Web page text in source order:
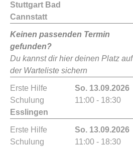
Stuttgart Bad
Cannstatt
Keinen passenden Termin
gefunden?
Du kannst dir hier deinen Platz auf
der Warteliste sichern
Erste Hilfe
Schulung
Esslingen
So. 13.09.2026
11:00 - 18:30
Erste Hilfe
Schulung
So. 13.09.2026
11:00 - 18:30